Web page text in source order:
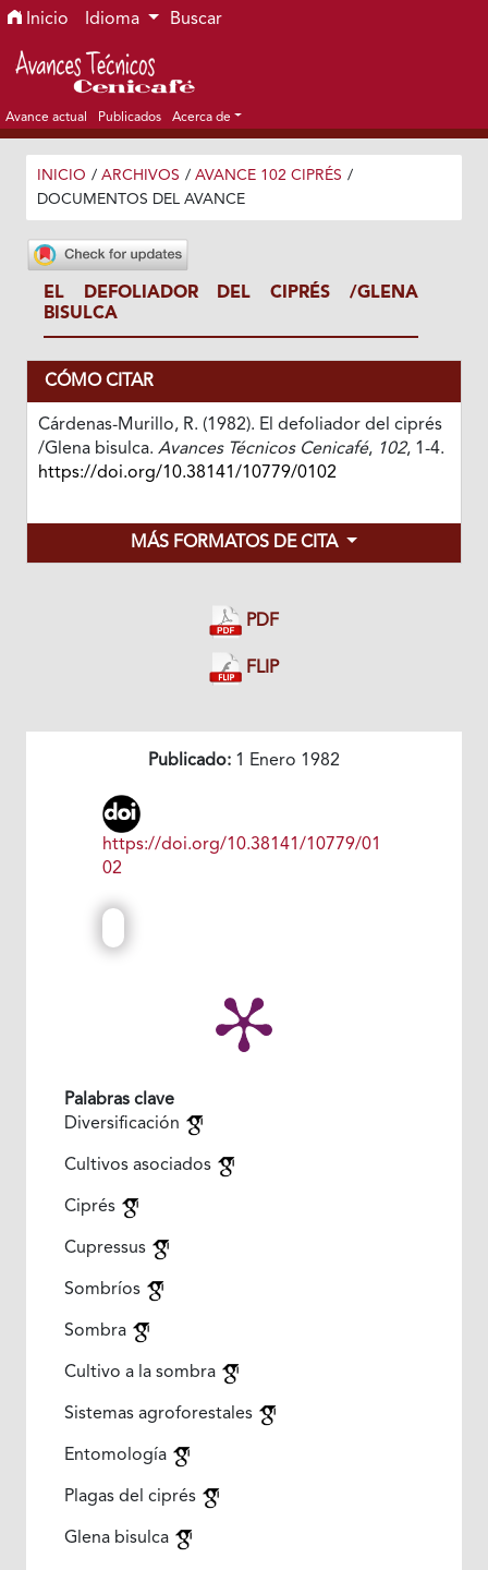
Ir al menú de navegación principal
Ir al contenido principal
Ir al pie de página del sitio
Inicio Idioma Buscar
Avance actual Publicados Acerca de
INICIO / ARCHIVOS / AVANCE 102 CIPRÉS /
DOCUMENTOS DEL AVANCE
EL DEFOLIADOR DEL CIPRÉS /GLENA
BISULCA
CÓMO CITAR
Cárdenas-Murillo, R. (1982). El defoliador del ciprés
/Glena bisulca. Avances Técnicos Cenicafé, 102, 1-4.
https://doi.org/10.38141/10779/0102
MÁS FORMATOS DE CITA
PDF
FLIP
Publicado: 1 Enero 1982
https://doi.org/10.38141/10779/01
02
Palabras clave
Diversificación
Cultivos asociados
Ciprés
Cupressus
Sombríos
Sombra
Cultivo a la sombra
Sistemas agroforestales
Entomología
Plagas del ciprés
Glena bisulca